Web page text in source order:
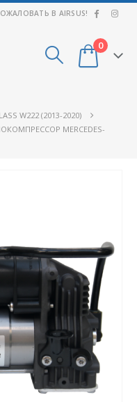
В AIRSUS!
0
W222 (2013-2020)
MERCEDES-